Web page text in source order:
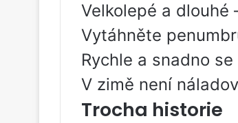
Velkolepé a dlouhé
Vytáhněte
Rychle a snadno
V zimě není
Trocha historie